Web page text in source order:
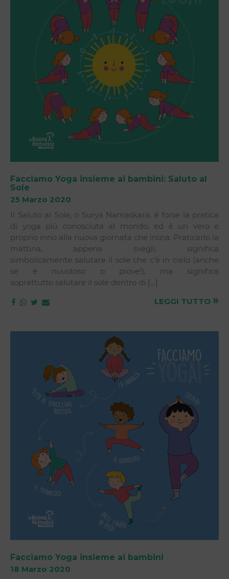
Facciamo Yoga insieme ai bambini: Saluto al
Sole
25 Marzo 2020
Il Saluto al Sole, o Surya Namaskara, è forse la pratica
di yoga più conosciuta al mondo, ed è un vero e
proprio inno alla nuova giornata che inizia. Praticarlo la
mattina, appena svegli, significa
simbolicamente salutare il sole che c’è in cielo (anche
se è nuvoloso o piove!), ma significa
soprattutto salutare il sole dentro di […]
LEGGI TUTTO »
Facciamo Yoga insieme ai bambini
18 Marzo 2020